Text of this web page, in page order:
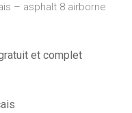
– asphalt 8 airborne
et complet